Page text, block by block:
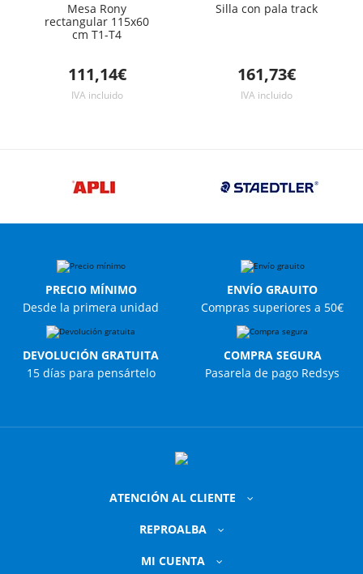
Mesa Rony
rectangular 115x60
cm T1-T4
111,14€
IVA incluido
Silla con pala track
161,73€
IVA incluido
PRECIO MÍNIMO
Desde la primera unidad
ENVÍO GRAUITO
Compras superiores a 50€
DEVOLUCIÓN GRATUITA
15 días para pensártelo
COMPRA SEGURA
Pasarela de pago Redsys
ATENCIÓN AL CLIENTE
REPROALBA
MI CUENTA